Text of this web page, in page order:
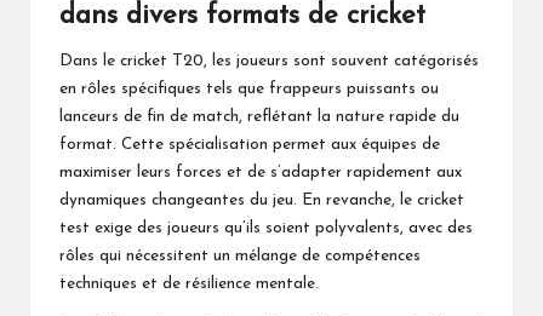
dans divers formats de cricket
Dans le cricket T20, les joueurs sont souvent catégorisés
en rôles spécifiques tels que frappeurs puissants ou
lanceurs de fin de match, reflétant la nature rapide du
format. Cette spécialisation permet aux équipes de
maximiser leurs forces et de s’adapter rapidement aux
dynamiques changeantes du jeu. En revanche, le cricket
test exige des joueurs qu’ils soient polyvalents, avec des
rôles qui nécessitent un mélange de compétences
techniques et de résilience mentale.